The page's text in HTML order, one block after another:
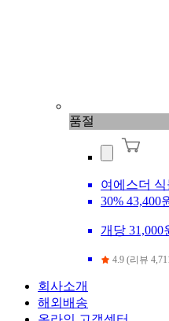
품절
여에스더
30% 43,400
개당 31,000
4.9 (리뷰
회사소개
해외배송